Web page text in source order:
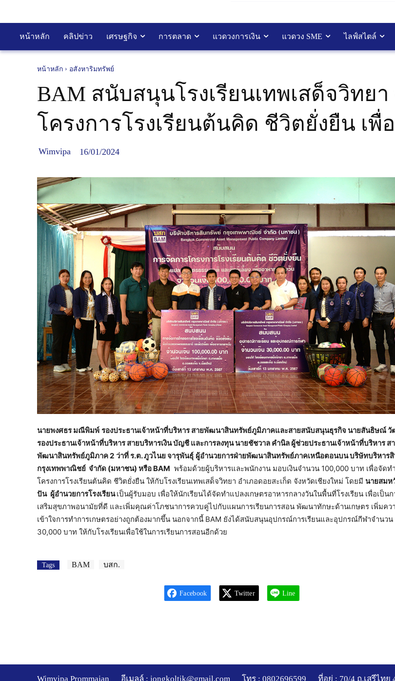
หน้าหลัก คลิปข่าว เศรษฐกิจ การตลาด แวดวงการเงิน แวดวง SME ไลฟ์สไตล์
หน้าหลัก อสังหาริมทรัพย์
BAM สนับสนุนโรงเรียนเทพเสด็จวิทย
โครงการโรงเรียนต้นคิด ชีวิตยั่งยืน เพื่
Wimvipa 16/01/2024
นายพงศธร มณีพิมพ์ รองประธานเจ้าหน้าที่บริหาร สายพัฒนาสินทรัพย์ภูมิภาคและสายสนับสนุนธุรกิจ นายสันธิษณ์
รองประธานเจ้าหน้าที่บริหาร สายบริหารเงิน บัญชี และการลงทุน นายชัชวาล คำนิล ผู้ช่วยประธานเจ้าหน้าที่บริหาร ส
พัฒนาสินทรัพย์ภูมิภาค 2 ว่าที่ ร.ต. ภูวไนย จารุพันธุ์ ผู้อำนวยการฝ่ายพัฒนาสินทรัพย์ภาคเหนือตอนบน บริษัทบริหาร
กรุงเทพพาณิชย์ จำกัด (มหาชน) หรือ BAM พร้อมด้วยผู้บริหารและพนักงาน มอบเงินจำนวน 100,000 บาท เพื่อจัดทำ
โครงการโรงเรียนต้นคิด ชีวิตยั่งยืน ให้กับโรงเรียนเทพเสด็จวิทยา อำเภอดอยสะเก็ด จังหวัดเชียงใหม่ โดยมี นายสมห
ปัน ผู้อำนวยการโรงเรียนเป็นผู้รับมอบ เพื่อให้นักเรียนได้จัดทำแปลงเกษตรอาหารกลางวันในพื้นที่โรงเรียน เพื่อเป็นก
เสริมสุขภาพอนามัยที่ดี และเพิ่มคุณค่าโภชนาการควบคู่ไปกับแผนการเรียนการสอน พัฒนาทักษะด้านเกษตร เพิ่มคว
เข้าใจการทำการเกษตรอย่างถูกต้องมากขึ้น นอกจากนี้ BAM ยังได้สนับสนุนอุปกรณ์การเรียนและอุปกรณ์กีฬาจำนวน
30,000 บาท ให้กับโรงเรียนเพื่อใช้ในการเรียนการสอนอีกด้วย
Tags BAM บสก.
Facebook Twitter Line
Wimvipa Prommajan อีเมลล์ : jongkoltik@gmail.com โทร : 0802696599 ที่อยู่ : 70/4 ถ.เสรีไทย